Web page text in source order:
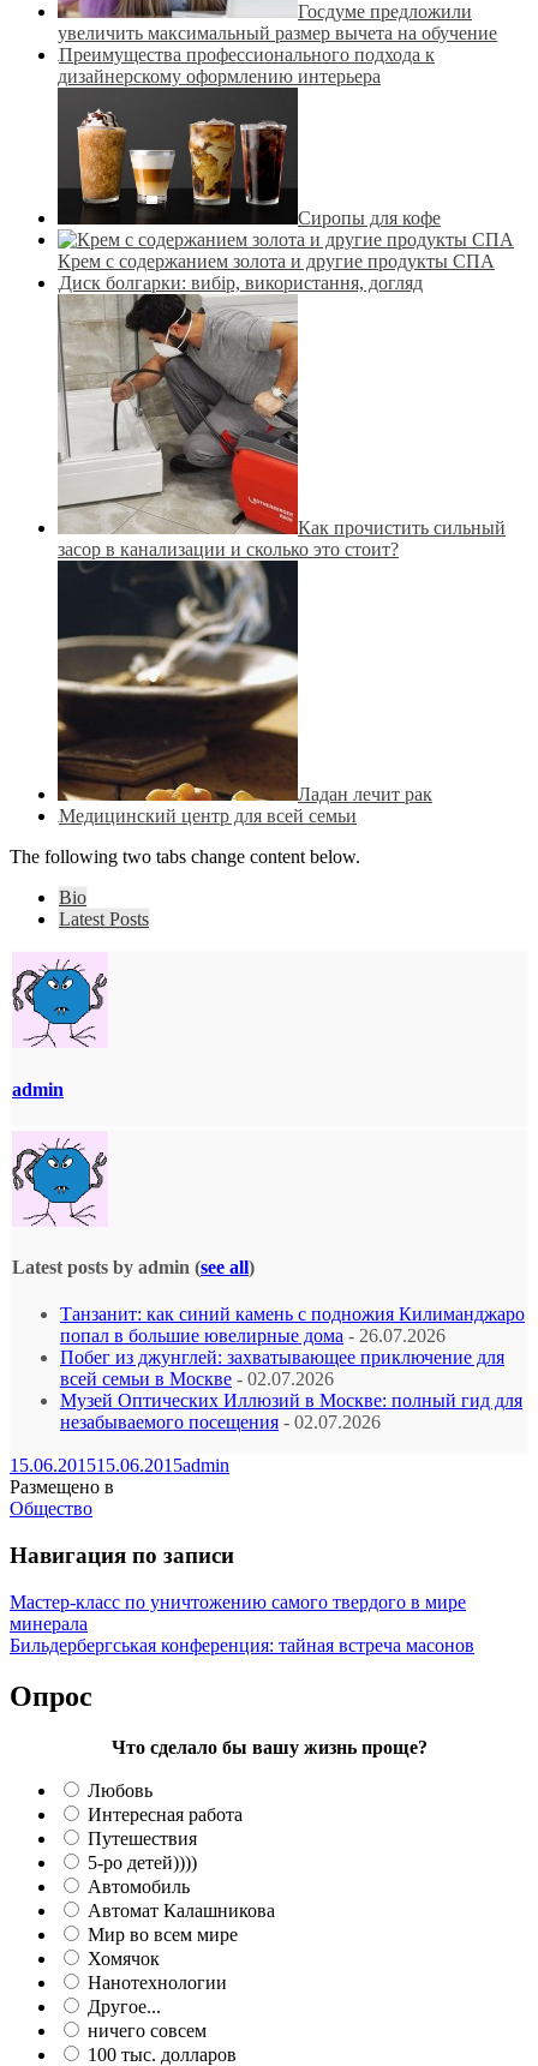
Госдуме предложили
увеличить максимальный размер вычета на обучение
Преимущества профессионального подхода к
дизайнерскому оформлению интерьера
Сиропы для кофе
Крем с содержанием золота и другие продукты СПА
Диск болгарки: вибір, використання, догляд
Как прочистить сильный
засор в канализации и сколько это стоит?
Ладан лечит рак
Медицинский центр для всей семьи
The following two tabs change content below.
Bio
Latest Posts
admin
Latest posts by admin (see all)
Танзанит: как синий камень с подножия Килиманджаро
попал в большие ювелирные дома - 26.07.2026
Побег из джунглей: захватывающее приключение для
всей семьи в Москве - 02.07.2026
Музей Оптических Иллюзий в Москве: полный гид для
незабываемого посещения - 02.07.2026
15.06.201515.06.2015admin
Размещено в
Общество
Навигация по записи
Мастер-класс по уничтожению самого твердого в мире
минерала
Бильдербергськая конференция: тайная встреча масонов
Опрос
Что сделало бы вашу жизнь проще?
Любовь
Интересная работа
Путешествия
5-ро детей))))
Автомобиль
Автомат Калашникова
Мир во всем мире
Хомячок
Нанотехнологии
Другое...
ничего совсем
100 тыс. долларов